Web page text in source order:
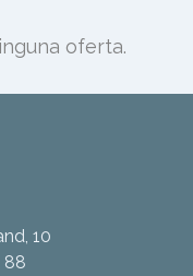
oferta.
10
88